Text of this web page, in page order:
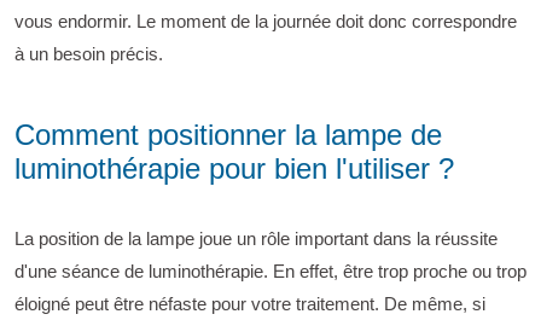
vous endormir. Le moment de la journée doit donc correspondre
à un besoin précis.
Comment positionner la lampe de
luminothérapie pour bien l'utiliser ?
La position de la lampe joue un rôle important dans la réussite
d'une séance de luminothérapie. En effet, être trop proche ou trop
éloigné peut être néfaste pour votre traitement. De même, si